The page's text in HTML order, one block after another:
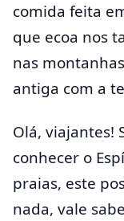
comida feita
que ecoa nos
nas
antiga com a
Olá, viajantes!
conhecer o
praias, este
nada, vale